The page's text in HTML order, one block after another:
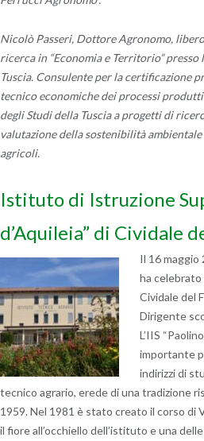
Nicolò Passeri, Dottore Agronomo,
ricerca in “Economia e Territorio” presso
Tuscia. Consulente per la certificazione
tecnico economiche dei processi
degli Studi della Tuscia a progetti di
valutazione della sostenibilità
agricoli.
Istituto di Istruzione
d’Aquileia” di Cividale
Il 16
ha celebrato
Cividale del
Dirigente
L’IIS
importante
indirizzi di
tecnico agrario, erede di una tradizione
1959. Nel 1981 è stato creato il corso di
il fiore all’occhiello dell’istituto e una